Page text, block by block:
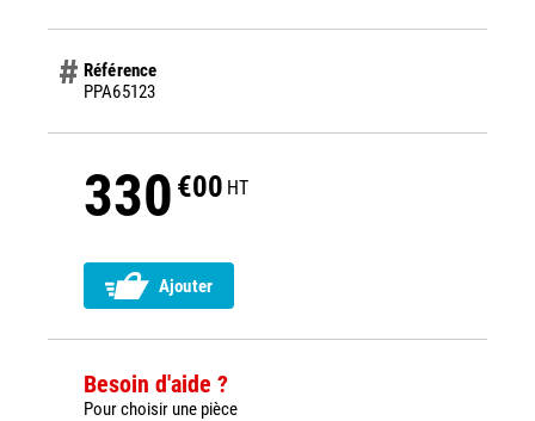
Référence
PPA65123
330 €00 HT
Ajouter
Besoin d'aide ?
Pour choisir une pièce